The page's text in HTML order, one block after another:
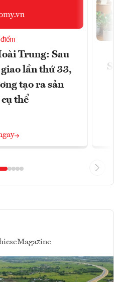
điểm
Trung: Sau
lần thứ 33,
tạo ra sản
thể
eMagazine